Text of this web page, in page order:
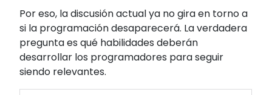
Por eso, la discusión actual ya no gira en torno a
si la programación desaparecerá. La verdadera
pregunta es qué habilidades deberán
desarrollar los programadores para seguir
siendo relevantes.